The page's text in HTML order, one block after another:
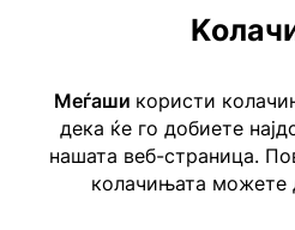
Тел: ++389 2
Меѓаши користи
дека ќе го добиете
нашата веб-страница.
колачињата можете